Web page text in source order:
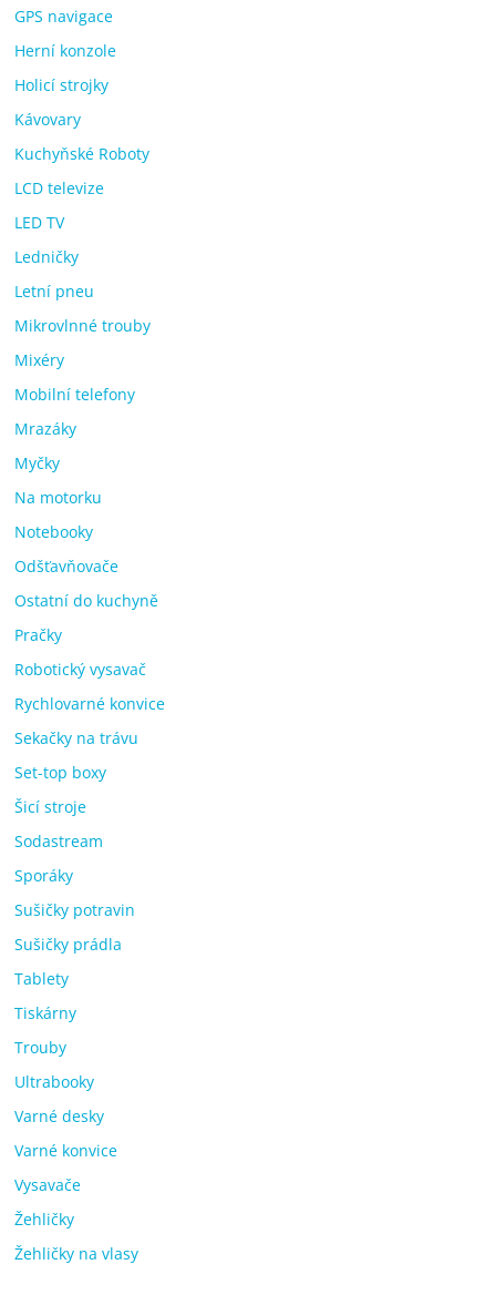
GPS navigace
Herní konzole
Holicí strojky
Kávovary
Kuchyňské Roboty
LCD televize
LED TV
Ledničky
Letní pneu
Mikrovlnné trouby
Mixéry
Mobilní telefony
Mrazáky
Myčky
Na motorku
Notebooky
Odšťavňovače
Ostatní do kuchyně
Pračky
Robotický vysavač
Rychlovarné konvice
Sekačky na trávu
Set-top boxy
Šicí stroje
Sodastream
Sporáky
Sušičky potravin
Sušičky prádla
Tablety
Tiskárny
Trouby
Ultrabooky
Varné desky
Varné konvice
Vysavače
Žehličky
Žehličky na vlasy